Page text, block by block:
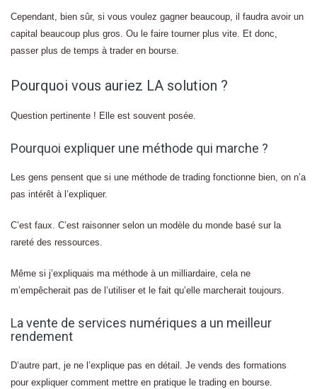
Cependant, bien sûr, si vous voulez gagner beaucoup, il faudra avoir un
capital beaucoup plus gros. Ou le faire tourner plus vite. Et donc,
passer plus de temps à trader en bourse.
Pourquoi vous auriez LA solution ?
Question pertinente ! Elle est souvent posée.
Pourquoi expliquer une méthode qui marche ?
Les gens pensent que si une méthode de trading fonctionne bien, on n’a
pas intérêt à l’expliquer.
C’est faux. C’est raisonner selon un modèle du monde basé sur la
rareté des ressources.
Même si j’expliquais ma méthode à un milliardaire, cela ne
m’empêcherait pas de l’utiliser et le fait qu’elle marcherait toujours.
La vente de services numériques a un meilleur
rendement
D’autre part, je ne l’explique pas en détail. Je vends des formations
pour expliquer comment mettre en pratique le trading en bourse.